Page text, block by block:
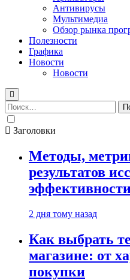
Антивирусы
Мультимедиа
Обзор рынка
Полезности
Графика
Новости
Новости
Найти:
Заголовки
Методы,
результатов
2 дня тому назад
Как выбрать
магазине: от
покупки